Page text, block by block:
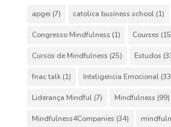
apgei (7) catolica business school(1)
Congresso Mindfulness (1) Courses
Cursos de Mindfulness (25) Estudos
fnac talk(1) Inteligencia Emocional
Liderança Mindful(7) Mindfulness (99)
Mindfulness4Companies (34)